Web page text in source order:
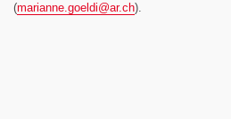
(marianne.goeldi@ar.ch).